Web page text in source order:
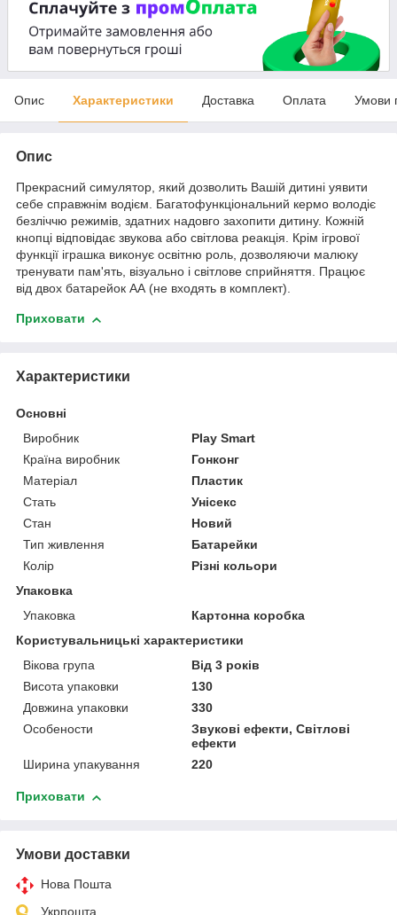
Опис Характеристики Доставка Оплата Умови
Опис
Прекрасний симулятор, який дозволить Вашій дитині уявити
себе справжнім водієм. Багатофункціональний кермо володіє
безліччю режимів, здатних надовго захопити дитину. Кожній
кнопці відповідає звукова або світлова реакція. Крім ігрової
функції іграшка виконує освітню роль, дозволяючи малюку
тренувати пам'ять, візуально і світлове сприйняття. Працює
від двох батарейок АА (не входять в комплект).
Приховати
Характеристики
Основні
Виробник
Play Smart
Країна виробник
Гонконг
Матеріал
Пластик
Стать
Унісекс
Стан
Новий
Тип живлення
Батарейки
Колір
Різні кольори
Упаковка
Упаковка
Картонна коробка
Користувальницькі характеристики
Вікова група
Від 3 років
Висота упаковки
130
Довжина упаковки
330
Особености
Звукові ефекти, Світлові
ефекти
Ширина упакування
220
Приховати
Умови доставки
Нова Пошта
Укрпошта